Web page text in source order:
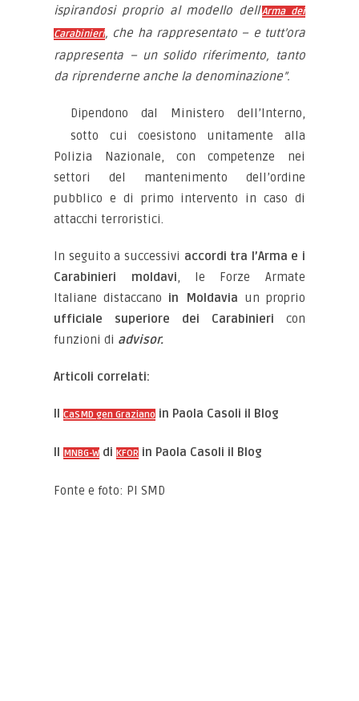
ispirandosi proprio al modello dell’Arma dei
Carabinieri, che ha rappresentato – e tutt’ora
rappresenta – un solido riferimento, tanto
da riprenderne anche la denominazione”.
Dipendono dal Ministero dell’Interno,
sotto cui coesistono unitamente alla
Polizia Nazionale, con competenze nei
settori del mantenimento dell’ordine
pubblico e di primo intervento in caso di
attacchi terroristici.
In seguito a successivi accordi tra l’Arma e i
Carabinieri moldavi, le Forze Armate
Italiane distaccano in Moldavia un proprio
ufficiale superiore dei Carabinieri con
funzioni di advisor.
Articoli correlati:
IlCaSMD gen Graziano in Paola Casoli il Blog
IlMNBG-W diKFOR in Paola Casoli il Blog
Fonte e foto: PI SMD